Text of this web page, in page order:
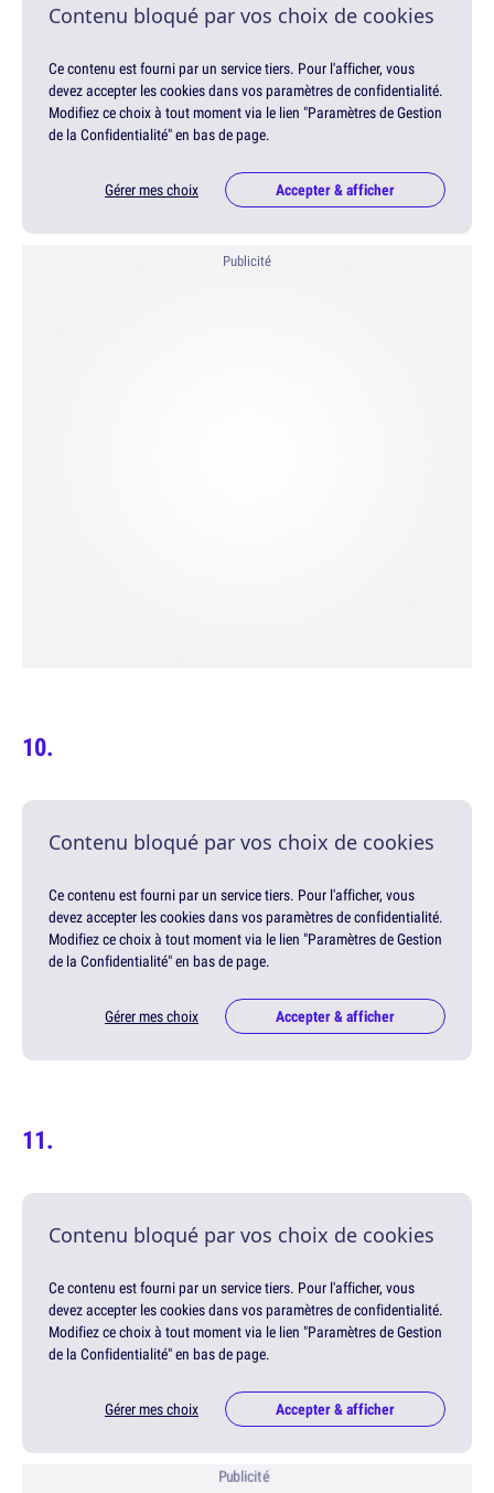
Contenu bloqué par vos choix de cookies
Ce contenu est fourni par un service tiers. Pour l'afficher, vous
devez accepter les cookies dans vos paramètres de confidentialité.
Modifiez ce choix à tout moment via le lien "Paramètres de Gestion
de la Confidentialité" en bas de page.
Gérer mes choix Accepter & afficher
Publicité
Contenu bloqué par vos choix de cookies
Ce contenu est fourni par un service tiers. Pour l'afficher, vous
devez accepter les cookies dans vos paramètres de confidentialité.
Modifiez ce choix à tout moment via le lien "Paramètres de Gestion
de la Confidentialité" en bas de page.
Gérer mes choix Accepter & afficher
Contenu bloqué par vos choix de cookies
Ce contenu est fourni par un service tiers. Pour l'afficher, vous
devez accepter les cookies dans vos paramètres de confidentialité.
Modifiez ce choix à tout moment via le lien "Paramètres de Gestion
de la Confidentialité" en bas de page.
Gérer mes choix Accepter & afficher
Publicité